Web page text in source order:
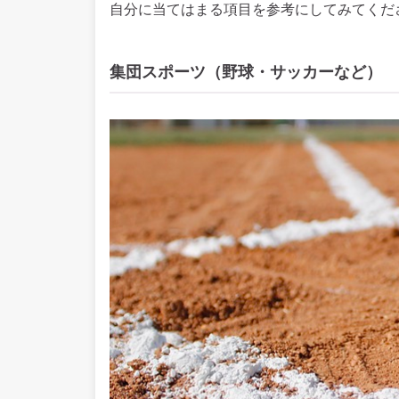
自分に当てはまる項目を参考にしてみてくだ
集団スポーツ（野球・サッカーなど）